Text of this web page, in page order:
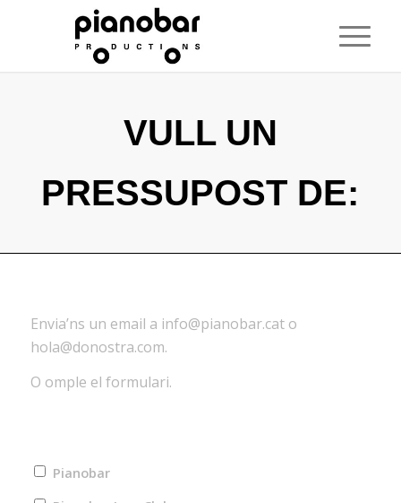
VULL UN
PRESSUPOST DE:
Envia’ns un email a info@pianobar.cato
hola@donostra.com.
O omple el formulari.
Pianobar